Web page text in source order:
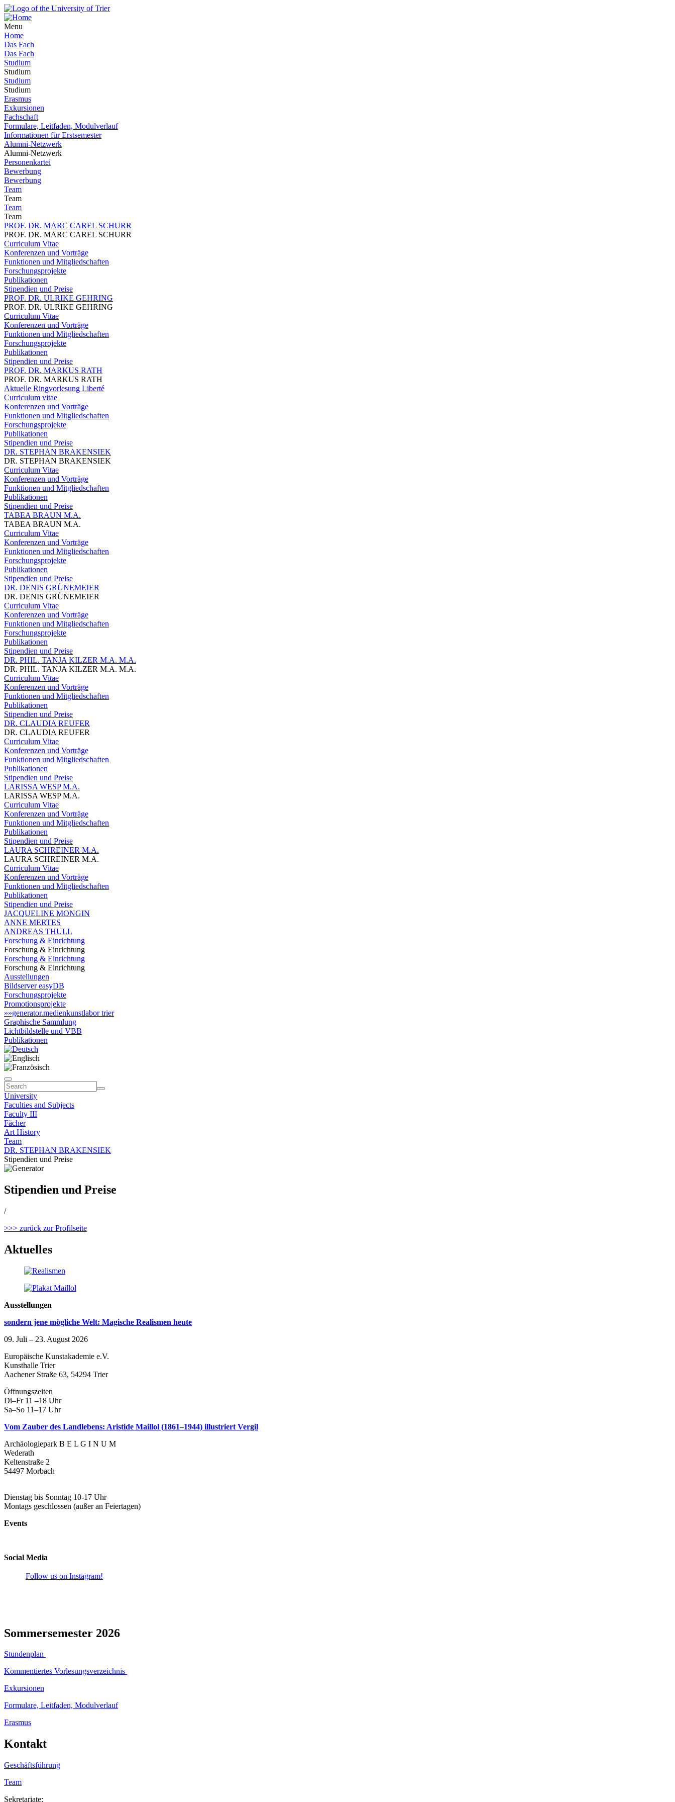
Menu
Home
Das Fach
Das Fach
Studium
Studium
Studium
Studium
Erasmus
Exkursionen
Fachschaft
Formulare, Leitfaden, Modulverlauf
Informationen für Erstsemester
Alumni-Netzwerk
Alumni-Netzwerk
Personenkartei
Bewerbung
Bewerbung
Team
Team
Team
Team
PROF. DR. MARC CAREL SCHURR
PROF. DR. MARC CAREL SCHURR
Curriculum Vitae
Konferenzen und Vorträge
Funktionen und Mitgliedschaften
Forschungsprojekte
Publikationen
Stipendien und Preise
PROF. DR. ULRIKE GEHRING
PROF. DR. ULRIKE GEHRING
Curriculum Vitae
Konferenzen und Vorträge
Funktionen und Mitgliedschaften
Forschungsprojekte
Publikationen
Stipendien und Preise
PROF. DR. MARKUS RATH
PROF. DR. MARKUS RATH
Aktuelle Ringvorlesung Liberté
Curriculum vitae
Konferenzen und Vorträge
Funktionen und Mitgliedschaften
Forschungsprojekte
Publikationen
Stipendien und Preise
DR. STEPHAN BRAKENSIEK
DR. STEPHAN BRAKENSIEK
Curriculum Vitae
Konferenzen und Vorträge
Funktionen und Mitgliedschaften
Publikationen
Stipendien und Preise
TABEA BRAUN M.A.
TABEA BRAUN M.A.
Curriculum Vitae
Konferenzen und Vorträge
Funktionen und Mitgliedschaften
Forschungsprojekte
Publikationen
Stipendien und Preise
DR. DENIS GRÜNEMEIER
DR. DENIS GRÜNEMEIER
Curriculum Vitae
Konferenzen und Vorträge
Funktionen und Mitgliedschaften
Forschungsprojekte
Publikationen
Stipendien und Preise
DR. PHIL. TANJA KILZER M.A. M.A.
DR. PHIL. TANJA KILZER M.A. M.A.
Curriculum Vitae
Konferenzen und Vorträge
Funktionen und Mitgliedschaften
Publikationen
Stipendien und Preise
DR. CLAUDIA REUFER
DR. CLAUDIA REUFER
Curriculum Vitae
Konferenzen und Vorträge
Funktionen und Mitgliedschaften
Publikationen
Stipendien und Preise
LARISSA WESP M.A.
LARISSA WESP M.A.
Curriculum Vitae
Konferenzen und Vorträge
Funktionen und Mitgliedschaften
Publikationen
Stipendien und Preise
LAURA SCHREINER M.A.
LAURA SCHREINER M.A.
Curriculum Vitae
Konferenzen und Vorträge
Funktionen und Mitgliedschaften
Publikationen
Stipendien und Preise
JACQUELINE MONGIN
ANNE MERTES
ANDREAS THULL
Forschung & Einrichtung
Forschung & Einrichtung
Forschung & Einrichtung
Forschung & Einrichtung
Ausstellungen
Bildserver easyDB
Forschungsprojekte
Promotionsprojekte
»»generator.medienkunstlabor trier
Graphische Sammlung
Lichtbildstelle und VBB
Publikationen
University
Faculties and Subjects
Faculty III
Fächer
Art History
Team
DR. STEPHAN BRAKENSIEK
Stipendien und Preise
Stipendien und Preise
/
>>> zurück zur Profilseite
Aktuelles
Ausstellungen
sondern jene mögliche Welt: Magische Realismen heute
09. Juli – 23. August 2026
Europäische Kunstakademie e.V.
Kunsthalle Trier
Aachener Straße 63, 54294 Trier
Öffnungszeiten
Di–Fr 11 –18 Uhr
Sa–So 11–17 Uhr
Vom Zauber des Landlebens: Aristide Maillol (1861–1944) illustriert Vergil
Archäologiepark B E L G I N U M
Wederath
Keltenstraße 2
54497 Morbach
Dienstag bis Sonntag 10-17 Uhr
Montags geschlossen (außer an Feiertagen)
Events
Social Media
Follow us on Instagram!
Sommersemester 2026
Stundenplan
Kommentiertes Vorlesungsverzeichnis
Exkursionen
Formulare, Leitfaden, Modulverlauf
Erasmus
Kontakt
Geschäftsführung
Team
Sekretariate: